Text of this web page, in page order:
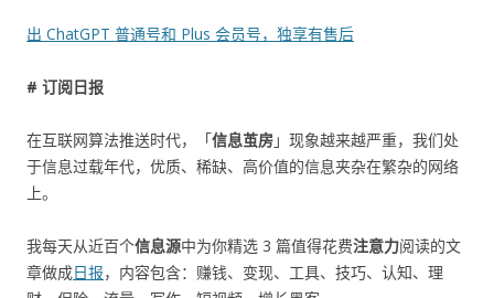
出 ChatGPT 普通号和 Plus 会员号，独享有售后
# 订阅日报
在互联网算法推送时代，「信息茧房」现象越来越严重，我们处
于信息过载年代，优质、稀缺、高价值的信息夹杂在繁杂的网络
上。
我每天从近百个信息源中为你精选 3 篇值得花费注意力阅读的文
章做成日报，内容包含：赚钱、变现、工具、技巧、认知、理